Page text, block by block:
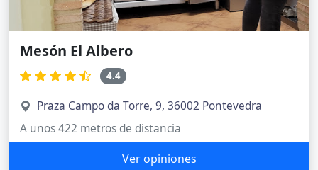
Mesón El Albero
4.4
Praza Campo da Torre, 9, 36002 Pontevedra
A unos 422 metros de distancia
Ver opiniones